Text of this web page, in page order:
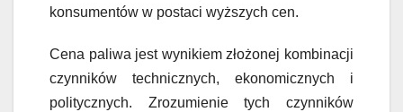
konsumentów w postaci wyższych cen.
Cena paliwa jest wynikiem złożonej kombinacji
czynników technicznych, ekonomicznych i
politycznych. Zrozumienie tych czynników